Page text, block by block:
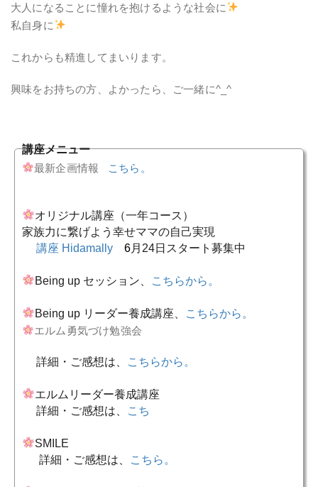
大人になることに憧れを抱けるような社会に
私自身に
これからも精進してまいります。
興味をお持ちの方、よかったら、ご一緒に^_^
最新企画情報 こちら。
講座メニュー
オリジナル講座（一年コース）
家族力に繋げよう幸せママの自己実現
講座 Hidamally 6月24日スタート募集中
Being up セッション、 こちらから。
Being up リーダー養成講座、
こちらから。
エルム勇気づけ勉強会
詳細・ご感想は、 こちらから。
エルムリーダー養成講座
詳細・ご感想は、
こち
SMILE
詳細・ご感想は、
こちら。